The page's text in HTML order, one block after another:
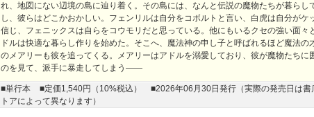
れ、地図にない辺境の島に辿り着く。その島には、なんと伝説の魔物たちが暮らし
し、彼らはどこかおかしい。フェンリルは自分をコボルトと言い、白虎は自分がケ
信じ、フェニックスは自らをコウモリだと思っている。他にもいるクセの強い面々
ドルは快適な暮らし作りを始めた。そこへ、魔法神の申し子と呼ばれるほど魔法の
のメアリーも彼を追ってくる。メアリーはアドルを溺愛しており、彼が魔物たちに
のを見て、派手に暴走してしまう――
■単行本 ■定価1,540円（10%税込）
■2026年06月30日発行（実際の発売日は書
トアによって異なります）